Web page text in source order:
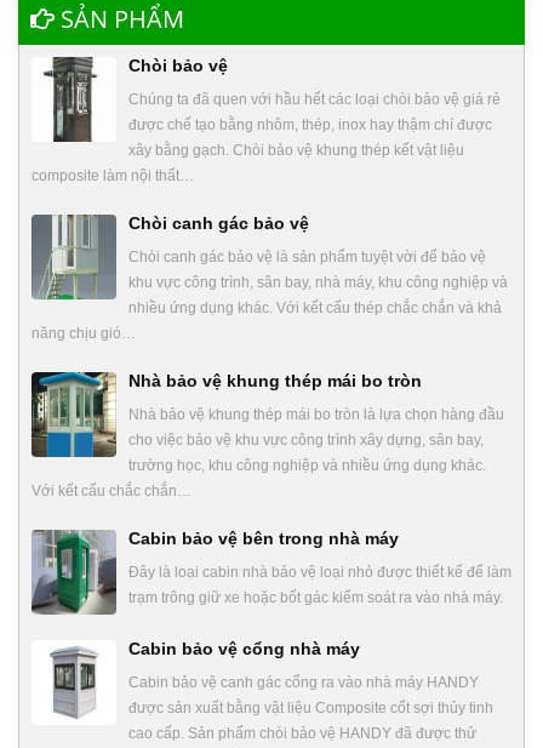
SẢN PHẨM
Chòi bảo vệ
Chúng ta đã quen với hầu hết các loại chòi bảo vệ giá rẻ
được chế tạo bằng nhôm, thép, inox hay thậm chí được
xây bằng gạch. Chòi bảo vệ khung thép kết vật liệu
composite làm nội thất…
Chòi canh gác bảo vệ
Chòi canh gác bảo vệ là sản phẩm tuyệt vời để bảo vệ
khu vực công trình, sân bay, nhà máy, khu công nghiệp và
nhiều ứng dụng khác. Với kết cấu thép chắc chắn và khả
năng chịu gió…
Nhà bảo vệ khung thép mái bo tròn
Nhà bảo vệ khung thép mái bo tròn là lựa chọn hàng đầu
cho việc bảo vệ khu vực công trình xây dựng, sân bay,
trường học, khu công nghiệp và nhiều ứng dụng khác.
Với kết cấu chắc chắn…
Cabin bảo vệ bên trong nhà máy
Đây là loại cabin nhà bảo vệ loại nhỏ được thiết kế để làm
trạm trông giữ xe hoặc bốt gác kiểm soát ra vào nhà máy.
Cabin bảo vệ cổng nhà máy
Cabin bảo vệ canh gác cổng ra vào nhà máy HANDY
được sản xuất bằng vật liệu Composite cốt sợi thủy tinh
cao cấp. Sản phẩm chòi bảo vệ HANDY đã được thử